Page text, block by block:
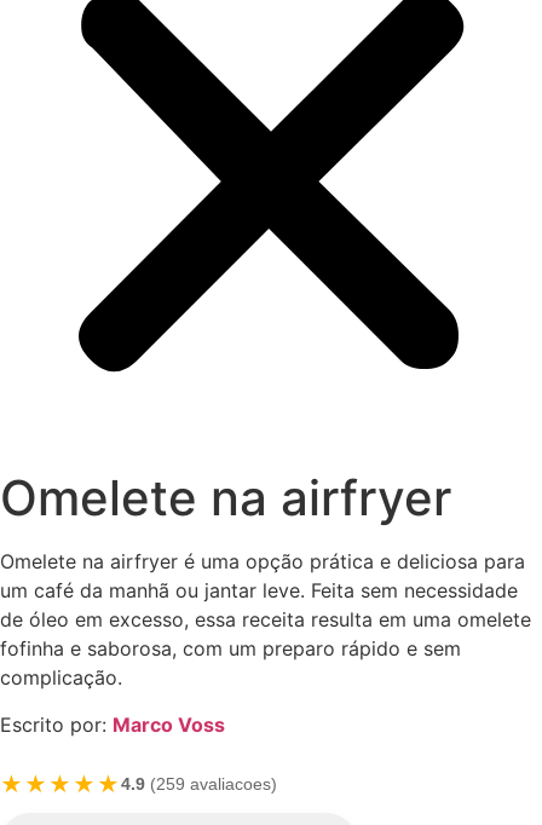
Omelete na airfryer
Omelete na airfryer é uma opção prática e deliciosa para
um café da manhã ou jantar leve. Feita sem necessidade
de óleo em excesso, essa receita resulta em uma omelete
fofinha e saborosa, com um preparo rápido e sem
complicação.
Escrito por: Marco Voss
★★★★★4.9 (259 avaliacoes)